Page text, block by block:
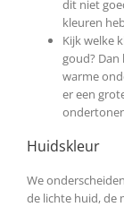
dit niet
kleuren
Kijk welke
goud?
warme
er een
Huidskleur
We
de lichte huid, de